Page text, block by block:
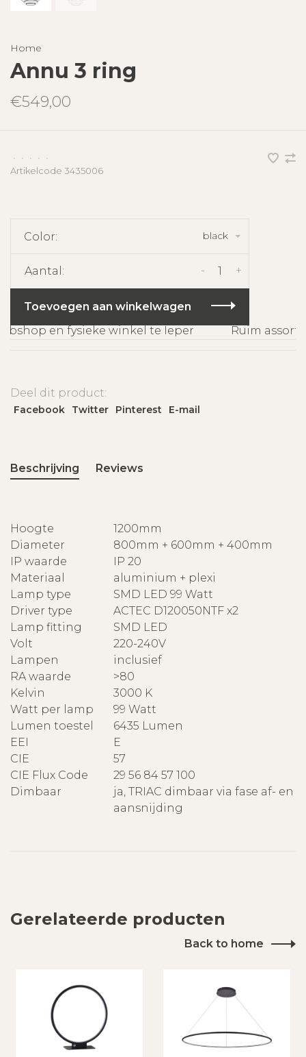
Home
Annu 3 ring
€549,00
• • • •
•
Artikelcode 3435006
Color: black
Aantal: +
-
Toevoegen aan winkelwagen
en fysieke winkel te Ieper
Ruim
Deel dit product:
Facebook Twitter Pinterest E-mail
Beschrijving Reviews
Hoogte
1200mm
Diameter
800mm + 600mm + 400mm
IP waarde
IP 20
Materiaal
aluminium + plexi
Lamp type
SMD LED 99 Watt
Driver type
ACTEC D120050NTF x2
Lamp fitting
SMD LED
Volt
220-240V
Lampen
inclusief
RA waarde
>80
Kelvin
3000 K
Watt per lamp
99 Watt
Lumen toestel
6435 Lumen
EEI
E
CIE
57
CIE Flux Code
29 56 84 57 100
Dimbaar
ja, TRIAC dimbaar via fase af- en
aansnijding
Gerelateerde producten
Back to home